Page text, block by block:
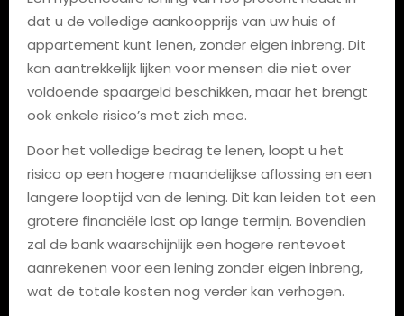
dat u de volledige aankoopprijs van uw huis of
appartement kunt lenen, zonder eigen inbreng. Dit
kan aantrekkelijk lijken voor mensen die niet over
voldoende spaargeld beschikken, maar het brengt
ook enkele risico’s met zich mee.
Door het volledige bedrag te lenen, loopt u het
risico op een hogere maandelijkse aflossing en een
langere looptijd van de lening. Dit kan leiden tot een
grotere financiële last op lange termijn. Bovendien
zal de bank waarschijnlijk een hogere rentevoet
aanrekenen voor een lening zonder eigen inbreng,
wat de totale kosten nog verder kan verhogen.